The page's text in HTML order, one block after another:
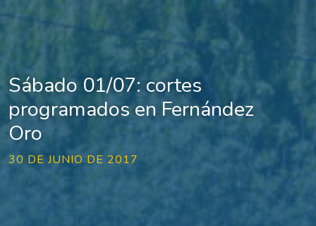
Sábado 01/07: cortes
programados en Fernández
Oro
30 DE JUNIO DE 2017